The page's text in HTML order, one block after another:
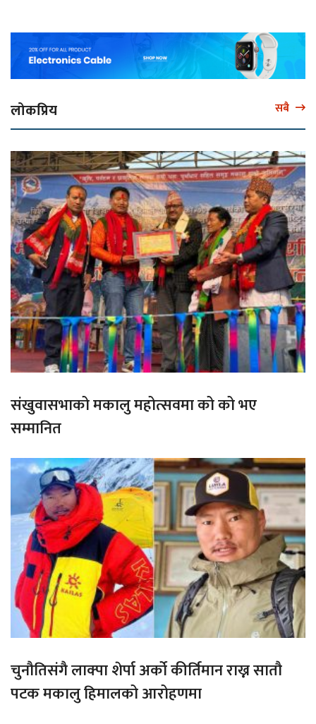
लोकप्रिय सबै
संखुवासभाको मकालु महोत्सवमा को को भए
सम्मानित
चुनौतिसंगै लाक्पा शेर्पा अर्को कीर्तिमान राख्न सातौ
पटक मकालु हिमालको आरोहणमा